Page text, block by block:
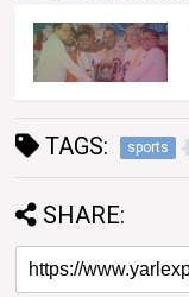
TAGS: sports
SHARE: